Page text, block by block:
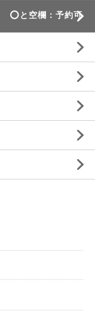
⭕️と空欄：予約可